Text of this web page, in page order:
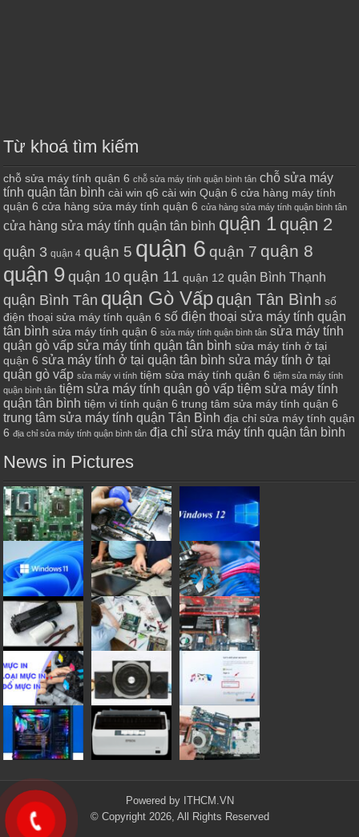
Từ khoá tìm kiếm
chỗ sửa máy tính quận 6 chỗ sửa máy tính quận bình tân chỗ sửa máy
tính quận tân bình cài win q6 cài win Quận 6 cửa hàng máy tính
quận 6 cửa hàng sửa máy tính quận 6 cửa hàng sửa máy tính quận bình tân
cửa hàng sửa máy tính quận tân bình quận 1 quận 2
quận 3 quận 4 quận 5 quận 6 quận 7 quận 8
quận 9 quận 10 quận 11 quận 12 quận Bình Thạnh
quận Bình Tân quận Gò Vấp quận Tân Bình số
điện thoại sửa máy tính quận 6 số điện thoại sửa máy tính quận
tân bình sửa máy tính quận 6 sửa máy tính quận bình tân sửa máy tính
quận gò vấp sửa máy tính quận tân bình sửa máy tính ở tại
quận 6 sửa máy tính ở tại quận tân bình sửa máy tính ở tại
quận gò vấp sửa máy vi tính tiệm sửa máy tính quận 6 tiệm sửa máy tính
quận bình tân tiệm sửa máy tính quận gò vấp tiệm sửa máy tính
quận tân bình tiệm vi tính quận 6 trung tâm sửa máy tính quận 6
trung tâm sửa máy tính quận Tân Bình địa chỉ sửa máy tính quận
6 địa chỉ sửa máy tính quận bình tân địa chỉ sửa máy tính quận tân bình
News in Pictures
Powered by ITHCM.VN
© Copyright 2026, All Rights Reserved